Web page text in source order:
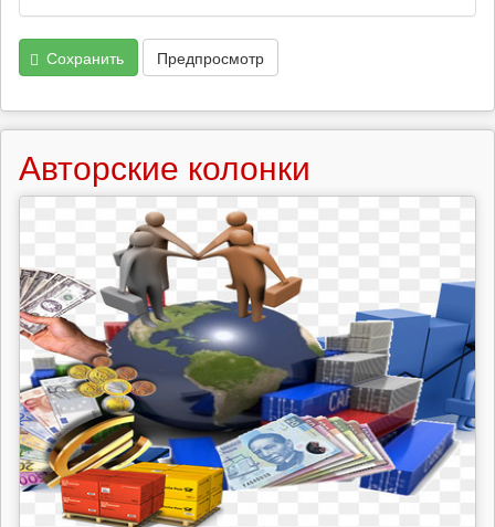
Сохранить Предпросмотр
Авторские колонки